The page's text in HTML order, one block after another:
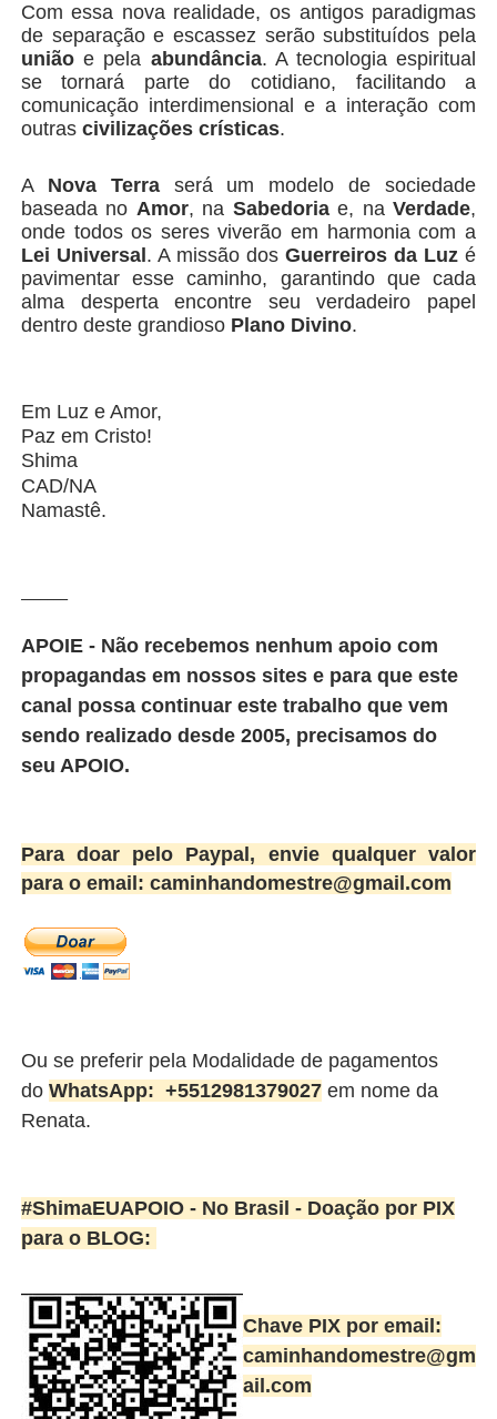
Com essa nova realidade, os antigos paradigmas
de separação e escassez serão substituídos pela
uniãoe pela abundância. A tecnologia espiritual
se tornará parte do cotidiano, facilitando a
comunicação interdimensional e a interação com
outras civilizações crísticas.
A Nova Terraserá um modelo de sociedade
baseada no Amor, na Sabedoriae, naVerdade,
onde todos os seres viverão em harmonia com a
Lei Universal . A missão dosGuerreiros da Luz é
pavimentar esse caminho, garantindo que cada
alma desperta encontre seu verdadeiro papel
dentro deste grandioso Plano Divino.
Em Luz e Amor,
Paz em Cristo!
Shima
CAD/NA
Namastê.
APOIE - Não recebemos nenhum apoio com
propagandas em nossos sites e para que este
canal possa continuar este trabalho que vem
sendo realizado desde 2005, precisamos do
seu APOIO.
Para doar pelo Paypal, envie qualquer valor
para o email: caminhandomestre@gmail.com
Ou se preferir pela Modalidade de pagamentos
do WhatsApp: +5512981379027em nome da
Renata.
#ShimaEUAPOIO - No Brasil - Doação por PIX
para o BLOG:
Chave PIX por email:
caminhandomestre@gm
ail.com